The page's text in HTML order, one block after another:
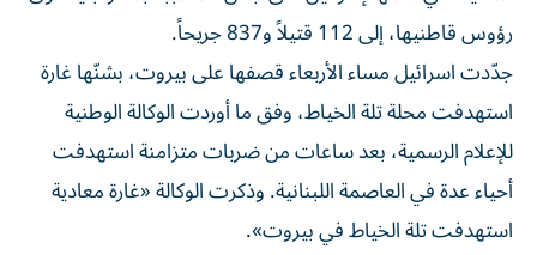
رؤوس قاطنيها، إلى 112 قتيلاً و837 جريحاً.
جدّدت اسرائيل مساء الأربعاء قصفها على بيروت، بشنّها غارة
استهدفت محلة تلة الخياط، وفق ما أوردت الوكالة الوطنية
للإعلام الرسمية، بعد ساعات من ضربات متزامنة استهدفت
أحياء عدة في العاصمة اللبنانية. وذكرت الوكالة «غارة معادية
استهدفت تلة الخياط في بيروت».